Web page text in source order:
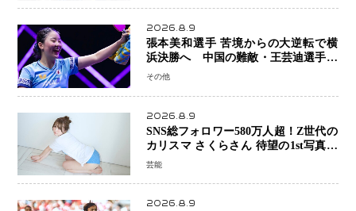
2026.8.9
張本美和選手 苦境からの大逆転で横
浜決勝へ 中国の難敵・王芸迪選手を
撃破「ここからまた行くぞ」兄・智和
その他
2026.8.9
SNS総フォロワー580万人超！Z世代の
カリスマ さくらさん 待望の1st写真集
が11月5日発売決定 沖縄で“今しか残
芸能
2026.8.9